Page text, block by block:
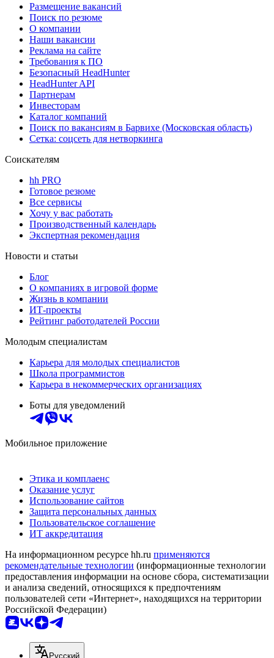
Размещение вакансий
Поиск по резюме
О компании
Наши вакансии
Реклама на сайте
Требования к ПО
Безопасный HeadHunter
HeadHunter API
Партнерам
Инвесторам
Каталог компаний
Поиск по вакансиям в Барвихе (Московская область)
Сетка: соцсеть для нетворкинга
Соискателям
hh PRO
Готовое резюме
Все сервисы
Хочу у вас работать
Производственный календарь
Экспертная рекомендация
Новости и статьи
Блог
О компаниях в игровой форме
Жизнь в компании
ИТ-проекты
Рейтинг работодателей России
Молодым специалистам
Карьера для молодых специалистов
Школа программистов
Карьера в некоммерческих организациях
Боты для уведомлений
Мобильное приложение
Этика и комплаенс
Оказание услуг
Использование сайтов
Защита персональных данных
Пользовательское соглашение
ИТ аккредитация
На информационном ресурсе hh.ru применяются
рекомендательные технологии (информационные технологии
предоставления информации на основе сбора, систематизации
и анализа сведений, относящихся к предпочтениям
пользователей сети «Интернет», находящихся на территории
Российской Федерации)
Русский